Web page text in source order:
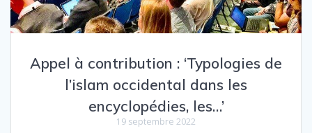
Appel à contribution : ‘Typologies de
l’islam occidental dans les
encyclopédies, les…’
19 septembre 2022